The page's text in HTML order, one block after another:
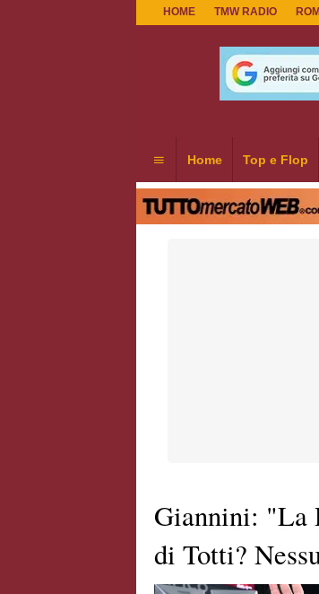
HOME TMW RADIO
Home Top e Flop
Giannini: "La
di Totti?